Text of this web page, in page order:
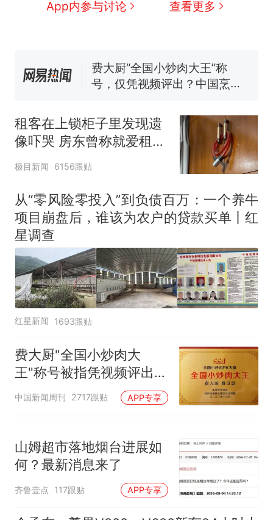
App内参与讨论 查看更多
费大厨“全国小炒肉大王”称
号，仅凭视频评出？中国烹饪
窝，原地守1天等它长大：挖了
140多朵
美国渔民钓获鲨鱼徒手将其拽
回大海 目击者直呼震惊 （视频
来源：参考消息）
笔试第一被第二名传话劝弃考
热
那个在床头放菜刀的女孩，
因老师一句“跟我回家”改写了
租客在上锁柜子里发现遗
像吓哭 房东曾称就爱租给
男生
极目新闻 6156跟贴
从“零风险零投入”到负债百万：一个养牛
项目崩盘后，谁该为农户的贷款买单丨红
星调查
红星新闻 1693跟贴
费大厨"全国小炒肉大
王"称号被指凭视频评出
官方回应
中国新闻周刊 2717跟贴 APP专享
山姆超市落地烟台进展如
何？最新消息来了
齐鲁壹点 117跟贴 APP专享